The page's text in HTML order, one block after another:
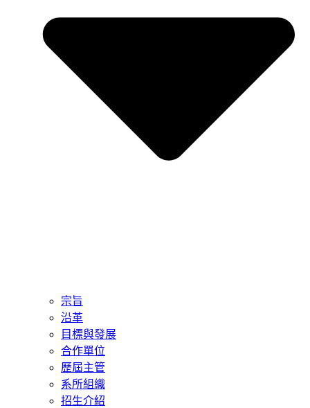
宗旨
沿革
目標與發展
合作單位
歷屆主管
系所組織
招生介紹